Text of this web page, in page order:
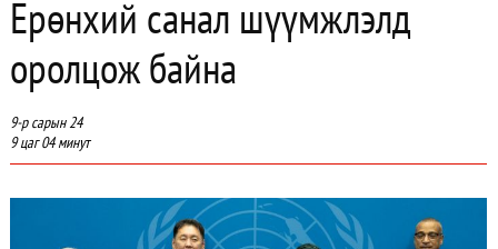
Ерөнхий санал шүүмжлэлд
оролцож байна
9-р сарын 24
9 цаг 04 минут